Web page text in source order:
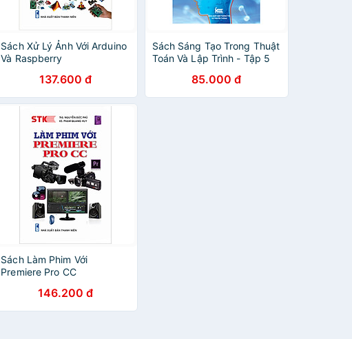
Sách Xử Lý Ảnh Với Arduino
Và Raspberry
137.600 đ
Sách Sáng Tạo Trong Thuật
Toán Và Lập Trình - Tập 5
85.000 đ
Sách Làm Phim Với
Premiere Pro CC
146.200 đ